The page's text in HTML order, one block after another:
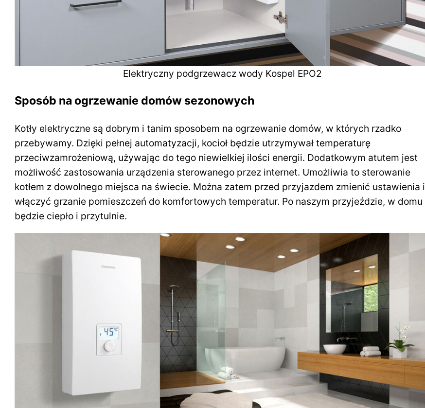
Elektryczny podgrzewacz wody Kospel EPO2
Sposób na ogrzewanie domów sezonowych
Kotły elektryczne są dobrym i tanim sposobem na ogrzewanie domów, w których rzadko
przebywamy. Dzięki pełnej automatyzacji, kocioł będzie utrzymywał temperaturę
przeciwzamrożeniową, używając do tego niewielkiej ilości energii. Dodatkowym atutem jest
możliwość zastosowania urządzenia sterowanego przez internet. Umożliwia to sterowanie
kotłem z dowolnego miejsca na świecie. Można zatem przed przyjazdem zmienić ustawienia i
włączyć grzanie pomieszczeń do komfortowych temperatur. Po naszym przyjeździe, w domu
będzie ciepło i przytulnie.